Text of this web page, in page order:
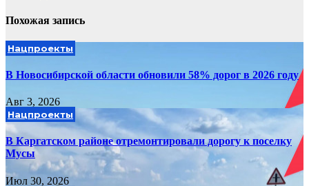
Похожая запись
Нацпроекты
В Новосибирской области обновили 58% дорог в 2026 году
Авг 3, 2026
Нацпроекты
В Каргатском районе отремонтировали дорогу к поселку
Мусы
Июл 30, 2026